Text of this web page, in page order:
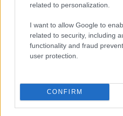
related to personalization.
I want to allow Google to
related to security, including
functionality and fraud
user protection.
CONFIRM
A Mérce cikkeit ingyen
ingyen készülnek, hanem a
és a mi munkánkból! A
pártok, oligarchák, hanem
hozzájárulásából működik,
maradhatunk fenn, ha te is
Kattints és támogasd a